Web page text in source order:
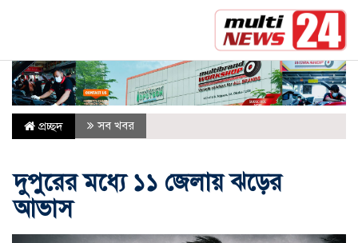
রাষ্ট্রপতি নির্বাচনের তফসিল ঘোষণা, ভোট ২০
প্রচ্ছদ সব খবর
দুপুরের মধ্যে ১১ জেলায় ঝড়ের
আভাস